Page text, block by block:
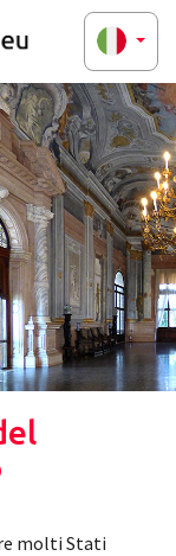
molti Stati